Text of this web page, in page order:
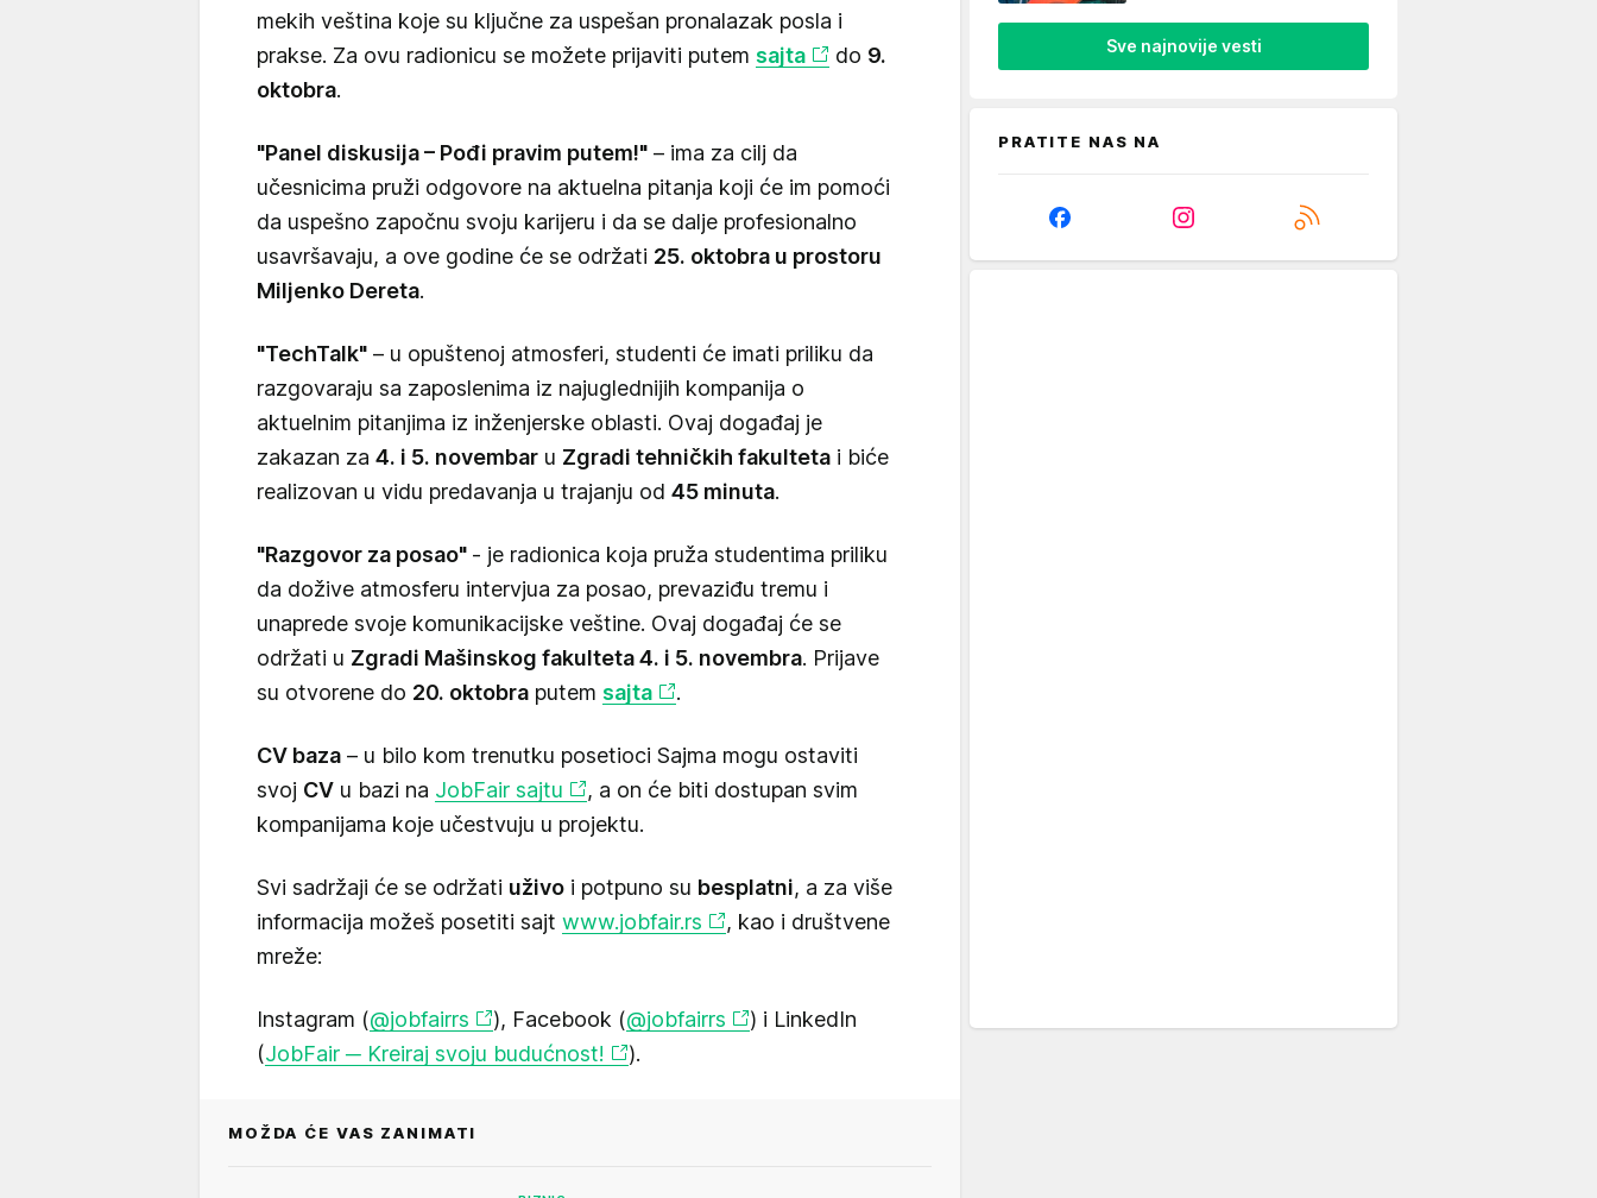
mekih veština koje su ključne za uspešan pronalazak posla i
prakse. Za ovu radionicu se možete prijaviti putem sajta do 9.
oktobra.
"Panel diskusija – Pođi pravim putem!" – ima za cilj da
učesnicima pruži odgovore na aktuelna pitanja koji će im pomoći
da uspešno započnu svoju karijeru i da se dalje profesionalno
usavršavaju, a ove godine će se održati 25. oktobra u prostoru
Miljenko Dereta.
"TechTalk" – u opuštenoj atmosferi, studenti će imati priliku da
razgovaraju sa zaposlenima iz najuglednijih kompanija o
aktuelnim pitanjima iz inženjerske oblasti. Ovaj događaj je
zakazan za 4. i 5. novembar u Zgradi tehničkih fakulteta i biće
realizovan u vidu predavanja u trajanju od 45 minuta.
"Razgovor za posao" - je radionica koja pruža studentima priliku
da dožive atmosferu intervjua za posao, prevaziđu tremu i
unaprede svoje komunikacijske veštine. Ovaj događaj će se
održati u Zgradi Mašinskog fakulteta 4. i 5. novembra. Prijave
su otvorene do 20. oktobra putem sajta .
CV baza – u bilo kom trenutku posetioci Sajma mogu ostaviti
svoj CV u bazi na JobFair sajtu
, a on će biti dostupan svim
kompanijama koje učestvuju u projektu.
Svi sadržaji će se održati uživo i potpuno su besplatni, a za više
informacija možeš posetiti sajt www.jobfair.rs
, kao i društvene
mreže:
Instagram (@jobfairrs ), Facebook (@jobfairrs
) i LinkedIn
(JobFair ─ Kreiraj svoju budućnost! ).
MOŽDA ĆE VAS ZANIMATI
Sve najnovije vesti
PRATITE NAS NA